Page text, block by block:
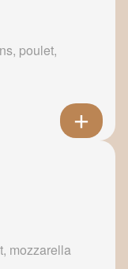
poulet,
mozzarella